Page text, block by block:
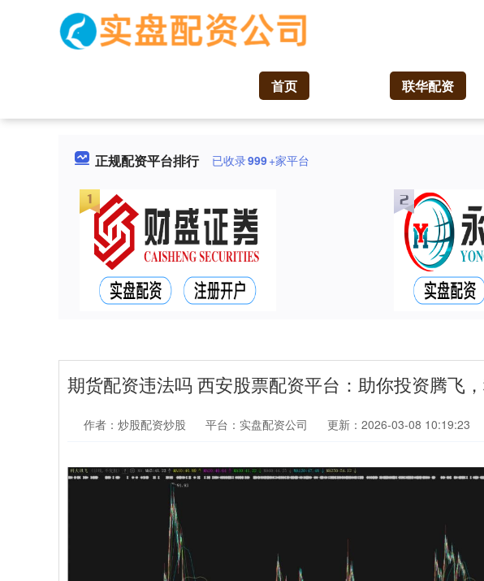
首页 联华配资
正规配资平台排行 已收录999+家平台
期货配资违法吗 西安股票配资平台：助你投资腾飞
作者：炒股配资炒股 平台：实盘配资公司 更新：2026-03-08 10:19:23